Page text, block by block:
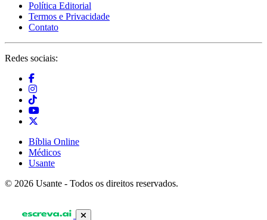
Política Editorial
Termos e Privacidade
Contato
Redes sociais:
Bíblia Online
Médicos
Usante
© 2026 Usante - Todos os direitos reservados.